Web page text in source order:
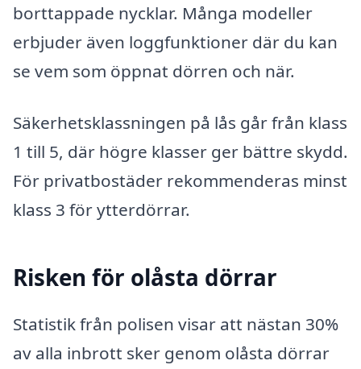
borttappade nycklar. Många modeller
erbjuder även loggfunktioner där du kan
se vem som öppnat dörren och när.
Säkerhetsklassningen på lås går från klass
1 till 5, där högre klasser ger bättre skydd.
För privatbostäder rekommenderas minst
klass 3 för ytterdörrar.
Risken för olåsta dörrar
Statistik från polisen visar att nästan 30%
av alla inbrott sker genom olåsta dörrar